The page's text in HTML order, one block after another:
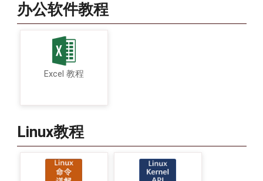
办公软件教程
Excel 教程
Linux教程